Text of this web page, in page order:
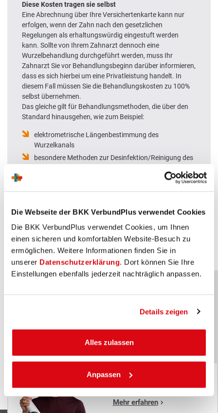
Die Webseite der BKK VerbundPlus verwendet Cookies
Die BKK VerbundPlus verwendet Cookies, um Ihnen
einen sicheren und komfortablen Website-Besuch zu
ermöglichen. Weitere Informationen finden Sie in
unserer Datenschutzerklärung. Dort können Sie Ihre
Einstellungen ebenfalls jederzeit nachträglich anpassen.
Details zeigen
Alles zulassen
Anpassen
Diese Kosten tragen sie selbst
Eine Abrechnung über Ihre Versichertenkarte kann nur
erfolgen, wenn der Zahn nach den gesetzlichen
Regelungen als erhaltungswürdig eingestuft werden
kann. Sollte von Ihrem Zahnarzt dennoch eine
Wurzelbehandlung durchgeführt werden, muss Ihr
Zahnarzt Sie vor Behandlungsbeginn darüber informieren,
dass es sich hierbei um eine Privatleistung handelt. In
diesem Fall müssen Sie die Behandlungskosten zu 100%
selbst übernehmen.
Das gleiche gilt für Behandlungsmethoden, die über den
Standard hinausgehen, wie zum Beispiel:
elektrometrische Längenbestimmung des
Wurzelkanals
besondere Methoden zur Desinfektion/Reinigung des
Diese kann Ihr Zahnarzt als private Leistung anbieten.
(Olympia Medaillen-Gewinner im Biathlon)
Mein bester
Mehr erfahren
x
Unser Markenbotschafter:
Justus Strelow
(Olympia Medaillen-Gewinner im Biathlon)